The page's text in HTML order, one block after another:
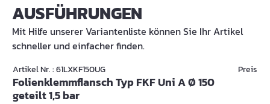
AUSFÜHRUNGEN
Mit Hilfe unserer Variantenliste können Sie Ihr Artikel
schneller und einfacher finden.
Artikel Nr. : 61LXKF150UG
Folienklemmflansch Typ FKF Uni A Ø 150
geteilt 1,5 bar
Preis